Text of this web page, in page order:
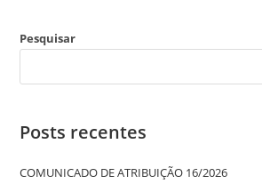
Pesquisar
Posts recentes
COMUNICADO DE ATRIBUIÇÃO 16/2026